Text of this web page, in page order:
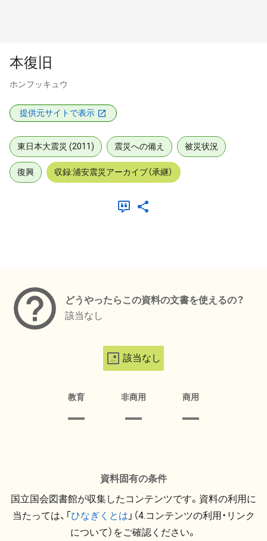
本復旧
ホンフッキュウ
提供元サイトで表示
東日本大震災 (2011) 震災への備え 被災状況
復興 収録:浦安震災アーカイブ（承継）
どうやったらこの資料の文書を使えるの？
該当なし
該当なし
教育 非商用 商用
資料固有の条件
国立国会図書館が収集したコンテンツです。資料の利用に
当たっては、「ひなぎくとは 」（4.コンテンツの利用・リンク
について）をご確認ください。